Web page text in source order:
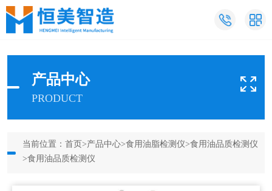
产品中心
PRODUCT
当前位置： 首页 >产品中心>食用油脂检测仪>食用油品质检测仪
>食用油品质检测仪